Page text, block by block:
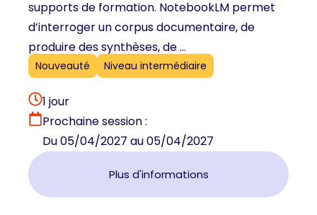
supports de formation. NotebookLM permet
d’interroger un corpus documentaire, de
produire des synthèses, de ...
Nouveauté Niveau intermédiaire
1 jour
Prochaine session :
Du 05/04/2027 au 05/04/2027
Plus d'informations